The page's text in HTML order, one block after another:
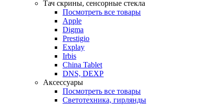
Тач скрины, сенсорные стекла
Посмотреть все товары
Apple
Digma
Prestigio
Explay
Irbis
China Tablet
DNS, DEXP
Аксессуары
Посмотреть все товары
Светотехника, гирлянды